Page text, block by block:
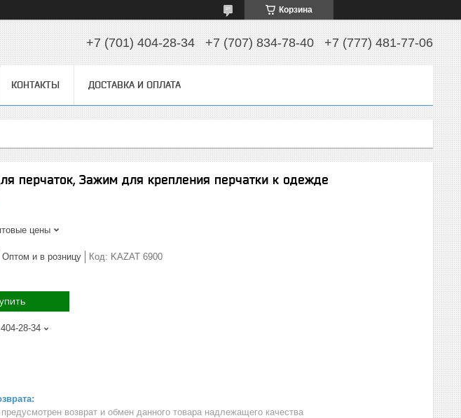
Корзина
+7 (701) 404-28-34 +7 (707) 834-78-40 +7 (777) 481-77-06
КОНТАКТЫ ДОСТАВКА И ОПЛАТА
перчаток, Зажим для крепления перчатки к одежде
цены
Оптом и в розницу Код: KAZAT 6900
28-34
возврат и обмен данного товара надлежащего качества